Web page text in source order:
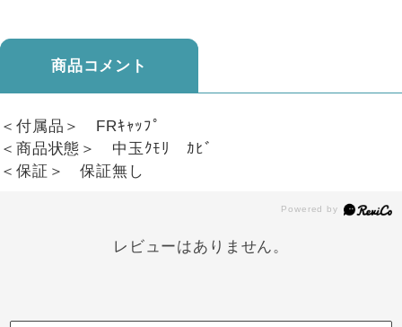
商品コメント
＜付属品＞ FRｷｬｯﾌﾟ
＜商品状態＞ 中玉ｸﾓﾘ ｶﾋﾞ
＜保証＞ 保証無し
レビューはありません。